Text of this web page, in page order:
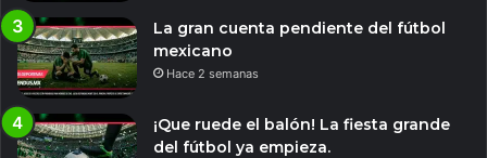
La gran cuenta pendiente del fútbol
mexicano
Hace 2 semanas
¡Que ruede el balón! La fiesta grande
del fútbol ya empieza.